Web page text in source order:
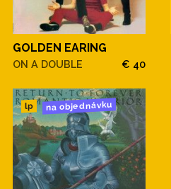
GOLDEN EARING
ON A DOUBLE € 40
lp na objednávku